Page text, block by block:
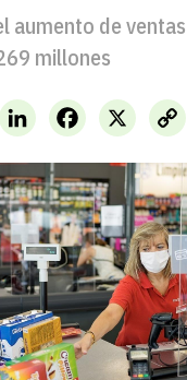
aumento de
millones
LinkedIn X
Facebook